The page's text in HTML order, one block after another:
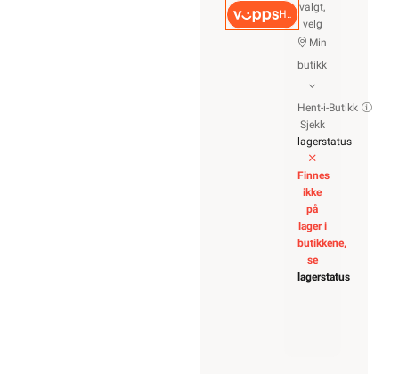
Hurtigkasse
valgt,
velg
Min
butikk
Hent-i-Butikk
Sjekk
lagerstatus
Finnes
ikke
på
lager i
butikkene,
se
lagerstatus